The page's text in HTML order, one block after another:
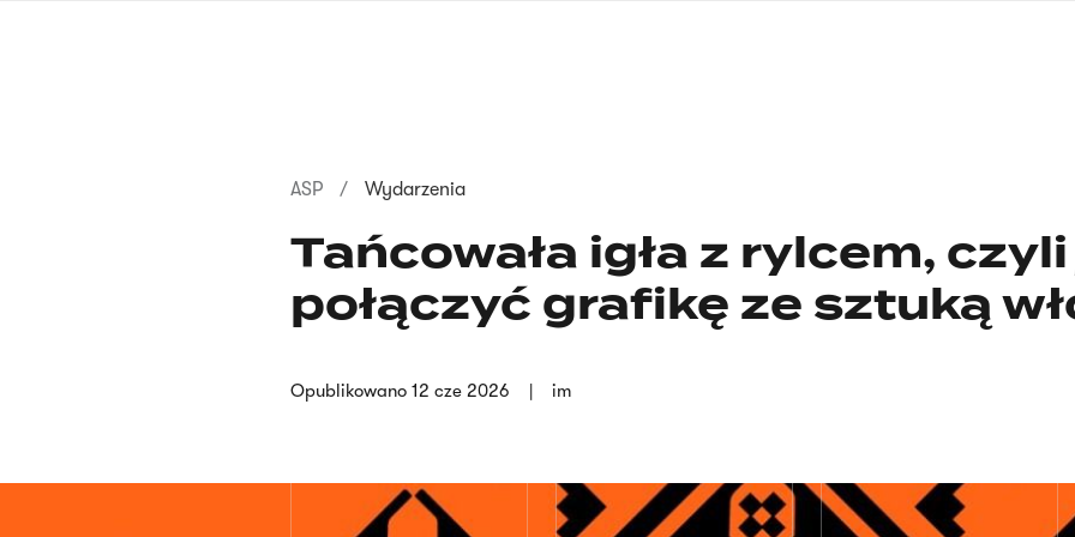
Ścieżka
nawigacyjna
ASP Wydarzenia
Tańcowała igła z rylcem,
połączyć grafikę ze sztuką
Opublikowano 12 cze 2026 im